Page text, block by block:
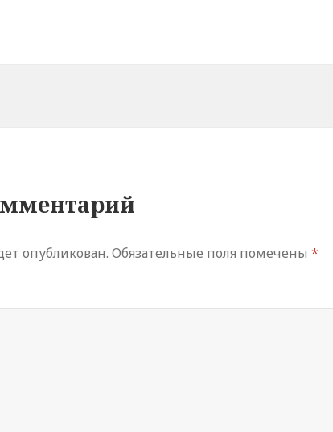
опубликован. Обязательные поля помечены*